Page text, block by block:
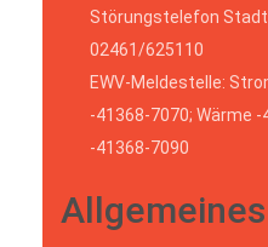
Störungstelefon
02461/625110
EWV-Meldestelle:
-41368-7070; Wärme
-41368-7090
Allgemeines